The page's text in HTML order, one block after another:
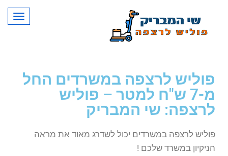
פוליש לרצפה במשרדים החל
מ-7 ש"ח למטר – פוליש
לרצפה: שי המבריק
פוליש לרצפה במשרדים יכול לשדרג מאוד את מראה
הניקיון במשרד שלכם !